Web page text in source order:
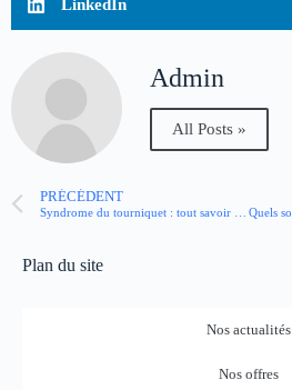
LinkedIn
Admin
All Posts »
PRÉCÉDENT
Plan du site
Nos actualités
Nos offres